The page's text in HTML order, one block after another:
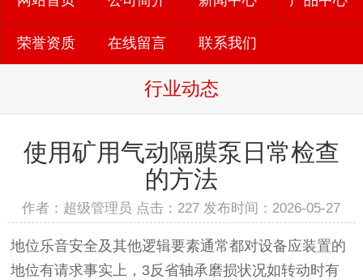
荣誉资质 在线留言 联系我们
行业动态
使用矿用气动隔膜泵日常检查
的方法
作者：超级管理员 点击：227 发布时间：2026-05-27
地位乐音安全及其他逻辑要素通常都对设备应装置的
地位有请求事实上，3反省轴承磨损状况如转动时有